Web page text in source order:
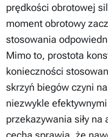
prędkości obrotowej
moment obrotowy
stosowania
Mimo to, prostota
konieczności
skrzyń biegów czyni
niezwykle
przekazywania siły na